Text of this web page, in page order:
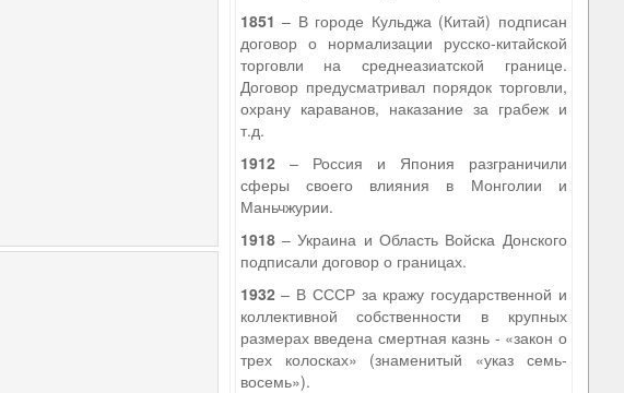
1851 – В городе Кульджа (Китай) подписан
договор о нормализации русско-китайской
торговли на среднеазиатской границе.
Договор предусматривал порядок торговли,
охрану караванов, наказание за грабеж и
т.д.
1912– Россия и Япония разграничили
сферы своего влияния в Монголии и
Маньчжурии.
1918– Украина и Область Войска Донского
подписали договор о границах.
1932– В СССР за кражу государственной и
коллективной собственности в крупных
размерах введена смертная казнь - «закон о
трех колосках» (знаменитый «указ семь-
восемь»).